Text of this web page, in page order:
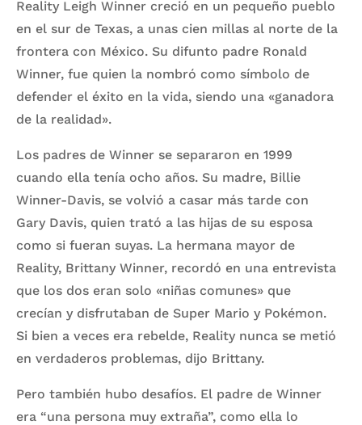
Reality Leigh Winner creció en un pequeño pueblo
en el sur de Texas, a unas cien millas al norte de la
frontera con México. Su difunto padre Ronald
Winner, fue quien la nombró como símbolo de
defender el éxito en la vida, siendo una «ganadora
de la realidad».
Los padres de Winner se separaron en 1999
cuando ella tenía ocho años. Su madre, Billie
Winner-Davis, se volvió a casar más tarde con
Gary Davis, quien trató a las hijas de su esposa
como si fueran suyas. La hermana mayor de
Reality, Brittany Winner, recordó en una entrevista
que los dos eran solo «niñas comunes» que
crecían y disfrutaban de Super Mario y Pokémon.
Si bien a veces era rebelde, Reality nunca se metió
en verdaderos problemas, dijo Brittany.
Pero también hubo desafíos. El padre de Winner
era “una persona muy extraña”, como ella lo